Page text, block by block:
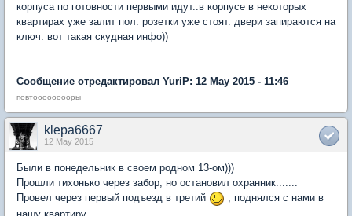
корпуса по готовности первыми идут..в корпусе в некоторых
квартирах уже залит пол. розетки уже стоят. двери запираются на
ключ. вот такая скудная инфо))
Сообщение отредактировал YuriP: 12 May 2015 - 11:46
повтооооооооры
klepa6667
12 May 2015
Были в понедельник в своем родном 13-ом)))
Прошли тихонько через забор, но остановил охранник.......
Провел через первый подъезд в третий
, поднялся с нами в